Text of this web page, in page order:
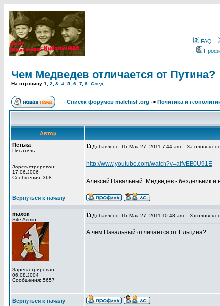
FAQ
Чем Медведев отличается от Путина?
На страницу 1 2 3 4 5 6 7 8 След.
Список форумов malchish.org -> Политика и
Автор
Петька
Писатель
Зарегистрирован:
17.06.2006
Сообщения: 368
Добавлено: Пт Май 27, 2011 7:44 am Заголовок
http://www.youtube.com/watch?v=aIfvEB0U91E
Алексей Навальный: Медведев - бездельник и
Вернуться к началу
maxon
Site Admin
Зарегистрирован:
06.08.2004
Сообщения: 5657
Добавлено: Пт Май 27, 2011 10:48 am Заголовок
А чем Навальный отличается от Ельцина?
Вернуться к началу